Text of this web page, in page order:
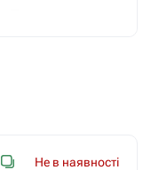
Не в наявності